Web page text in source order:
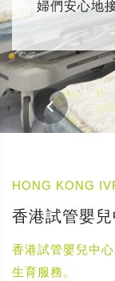
婦們安心地
HONG KONG
香港試管嬰
香港試管嬰兒中
生育服務。